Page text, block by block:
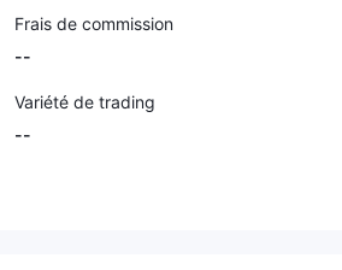
Frais de commission
--
Variété de trading
--